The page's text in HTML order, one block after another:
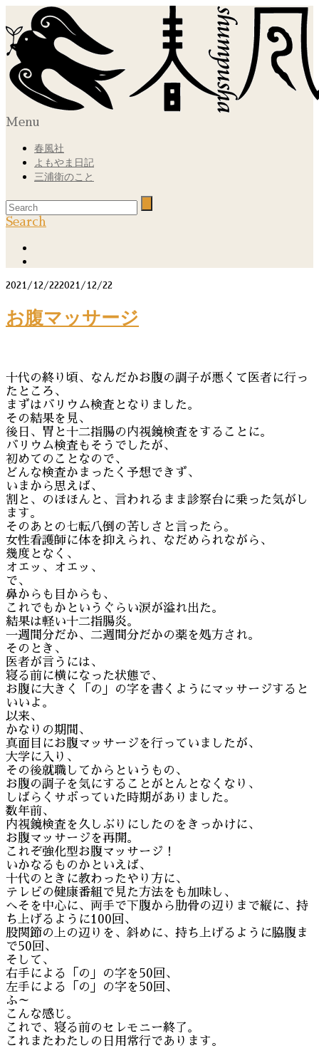
Menu
春風社
よもやま日記
三浦衛のこと
Search
2021/12/222021/12/22
お腹マッサージ
十代の終り頃、なんだかお腹の調子が悪くて医者に行っ
たところ、
まずはバリウム検査となりました。
その結果を見、
後日、胃と十二指腸の内視鏡検査をすることに。
バリウム検査もそうでしたが、
初めてのことなので、
どんな検査かまったく予想できず、
いまから思えば、
割と、のほほんと、言われるまま診察台に乗った気がし
ます。
そのあとの七転八倒の苦しさと言ったら。
女性看護師に体を抑えられ、なだめられながら、
幾度となく、
オエッ、オエッ、
で、
鼻からも目からも、
これでもかというぐらい涙が溢れ出た。
結果は軽い十二指腸炎。
一週間分だか、二週間分だかの薬を処方され。
そのとき、
医者が言うには、
寝る前に横になった状態で、
お腹に大きく「の」の字を書くようにマッサージすると
いいよ。
以来、
かなりの期間、
真面目にお腹マッサージを行っていましたが、
大学に入り、
その後就職してからというもの、
お腹の調子を気にすることがとんとなくなり、
しばらくサボっていた時期がありました。
数年前、
内視鏡検査を久しぶりにしたのをきっかけに、
お腹マッサージを再開。
これぞ強化型お腹マッサージ！
いかなるものかといえば、
十代のときに教わったやり方に、
テレビの健康番組で見た方法をも加味し、
へそを中心に、両手で下腹から肋骨の辺りまで縦に、持
ち上げるように100回、
股関節の上の辺りを、斜めに、持ち上げるように脇腹ま
で50回、
そして、
右手による「の」の字を50回、
左手による「の」の字を50回、
ふ～
こんな感じ。
これで、寝る前のセレモニー終了。
これまたわたしの日用常行であります。